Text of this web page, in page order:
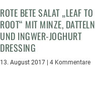
ROTE BETE SALAT „LEAF TO
ROOT“ MIT MINZE, DATTELN
UND INGWER-JOGHURT
DRESSING
13. August 2017 |4 Kommentare